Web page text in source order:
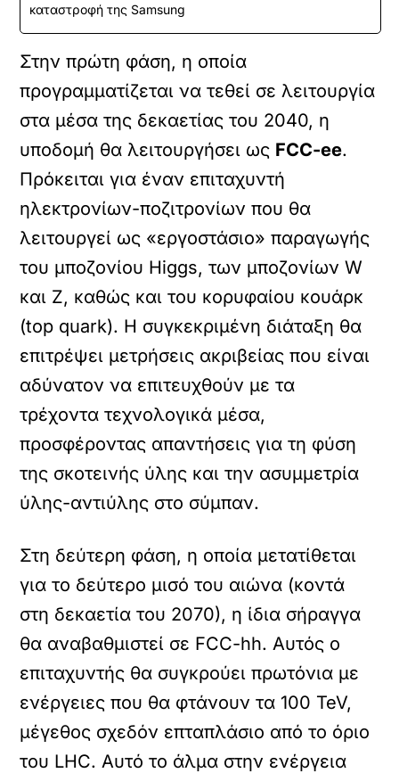
καταστροφή της Samsung
Στην πρώτη φάση, η οποία
προγραμματίζεται να τεθεί σε λειτουργία
στα μέσα της δεκαετίας του 2040, η
υποδομή θα λειτουργήσει ως FCC-ee.
Πρόκειται για έναν επιταχυντή
ηλεκτρονίων-ποζιτρονίων που θα
λειτουργεί ως «εργοστάσιο» παραγωγής
του μποζονίου Higgs, των μποζονίων W
και Z, καθώς και του κορυφαίου κουάρκ
(top quark). Η συγκεκριμένη διάταξη θα
επιτρέψει μετρήσεις ακριβείας που είναι
αδύνατον να επιτευχθούν με τα
τρέχοντα τεχνολογικά μέσα,
προσφέροντας απαντήσεις για τη φύση
της σκοτεινής ύλης και την ασυμμετρία
ύλης-αντιύλης στο σύμπαν.
Στη δεύτερη φάση, η οποία μετατίθεται
για το δεύτερο μισό του αιώνα (κοντά
στη δεκαετία του 2070), η ίδια σήραγγα
θα αναβαθμιστεί σε FCC-hh. Αυτός ο
επιταχυντής θα συγκρούει πρωτόνια με
ενέργειες που θα φτάνουν τα 100 TeV,
μέγεθος σχεδόν επταπλάσιο από το όριο
του LHC. Αυτό το άλμα στην ενέργεια